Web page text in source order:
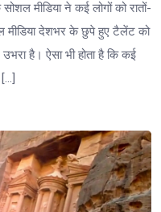
मीडिया ने कई लोगों को रातों-
मीडिया देशभर के छुपे हुए टैलेंट को
है। ऐसा भी होता है कि कई